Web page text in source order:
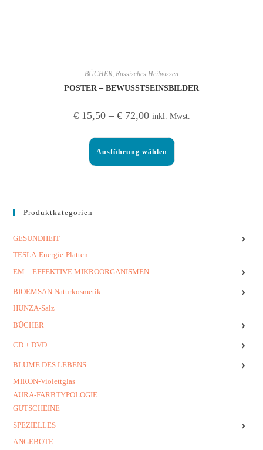
BÜCHER Russisches Heilwissen
POSTER – BEWUSSTSEINSBILDER
€15,50– €72,00 inkl. Mwst.
Ausführung wählen
Produktkategorien
GESUNDHEIT ›
TESLA-Energie-Platten
EM – EFFEKTIVE MIKROORGANISMEN
›
BIOEMSAN Naturkosmetik ›
HUNZA-Salz
BÜCHER
›
CD + DVD ›
BLUME DES LEBENS ›
MIRON-Violettglas
AURA-FARBTYPOLOGIE
GUTSCHEINE
SPEZIELLES
›
ANGEBOTE